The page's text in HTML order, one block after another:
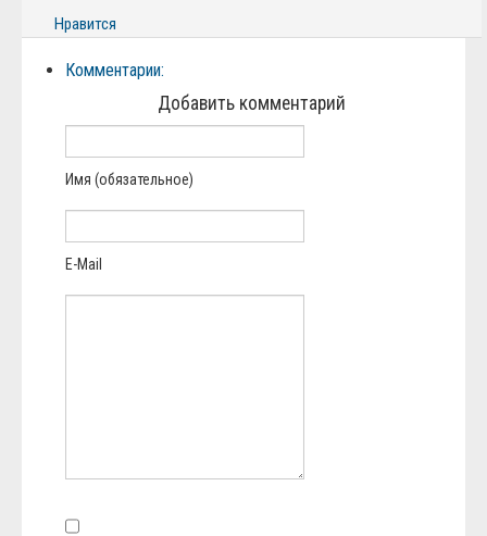
Нравится
Комментарии:
Добавить комментарий
Имя (обязательное)
E-Mail